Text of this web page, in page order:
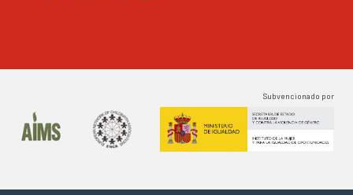
Subvencionado por